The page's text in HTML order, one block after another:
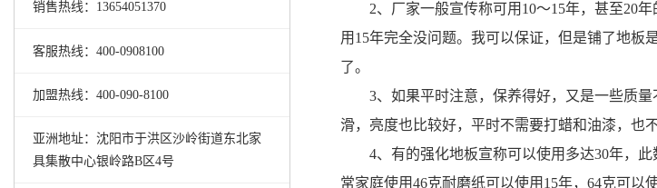
销售热线：13654051370
客服热线：400-0908100
加盟热线：400-090-8100
亚洲地址：沈阳市于洪区沙岭街道东北家
具集散中心银岭路B区4号
2、厂家一般宣传称可用10～15年，甚至20
用15年完全没问题。我可以保证，但是铺了地板
了。
3、如果平时注意，保养得好，又是一些质
滑，亮度也比较好，平时不需要打蜡和油漆，也
4、有的强化地板宣称可以使用多达30年，
常家庭使用46克耐磨纸可以使用15年，64克可以